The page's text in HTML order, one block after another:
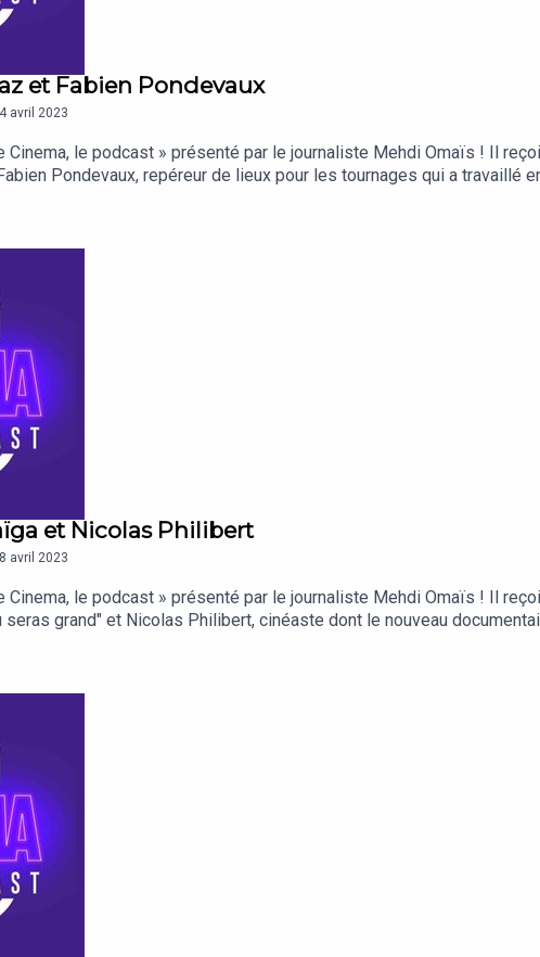
et Fabien Pondevaux
avril 2023
Cinema, le podcast » présenté par le journaliste Mehdi Omaïs ! Il
Pondevaux, repéreur de lieux pour les tournages qui a travaillé
À tous les fans de cinéma, vous allez adorer. Bonne écoute
PodcastAmazon MusicEn RSSRetrouvez les références de ce
et Nicolas Philibert
avril 2023
Cinema, le podcast » présenté par le journaliste Mehdi Omaïs ! Il
seras grand" et Nicolas Philibert, cinéaste dont le nouveau
Bonne écoute !Retrouvez We Love Cinema sur : We Love
références de ce podcast sur welovecinema.bnpparibas We Love